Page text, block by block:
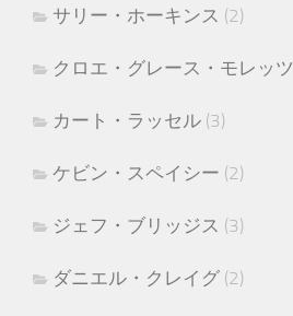
サリー・ホーキンス (2)
クロエ・グレース・モレッツ
カート・ラッセル (3)
ケビン・スペイシー (2)
ジェフ・ブリッジス (3)
ダニエル・クレイグ (2)